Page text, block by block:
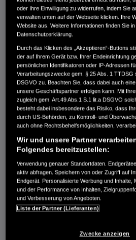
MWST. NICHT AUSWEISBAR
3.900 €
Außenfarbe
crystal
Kilometerstand
Kraftstoffart
Super
Getriebe
Türen
5
Leistung
61 kW
Hubraum
1.339
Erstzulassung
Bauart
AUTO HARKE GMBH
Randersweide 59-63
21035 Hamburg
+49 40 735 935 0
DETAILS
oder Ihre Einwilligung zu widerrufen, indem Sie
verwalten unten auf der Webseite klicken. Ihre
Website aus. Weitere Informationen finden Sie
Datenschutzerklärung.
Durch das Klicken des „Akzeptieren“-Buttons
der auf Ihrem Gerät bzw. Ihrer Endeinrichtung
persönlichen Identifikatoren oder IP-Adressen
Verarbeitungszwecke gem. § 25 Abs. 1 TTDSG
DSGVO zu. Beachten Sie, dass dabei auch
unsere Geschäftspartner erfolgen kann. Mit
zugleich gem. Art.49 Abs.1 S.1 lit.a DSGVO
besteht dabei insbesondere das Risiko, dass
durch US-Behörden, zu Kontroll- und
auch ohne Rechtsbehelfsmöglichkeiten,
Wir und unsere Partner
Folgendes bereitzustellen:
Verwendung genauer Standortdaten.
aktiv abfragen. Speichern von oder Zugriff auf
Endgerät. Personalisierte Werbung und Inhalte,
und der Performance von Inhalten,
und Verbesserung von Angeboten.
Liste der Partner (Lieferanten)
Zwecke anzeigen